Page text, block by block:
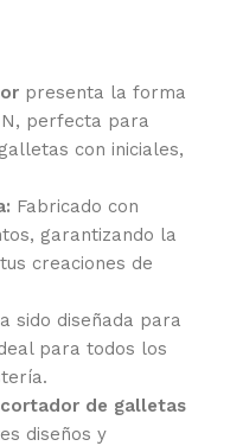
presenta la forma
perfecta para
con iniciales,
Fabricado con
garantizando la
creaciones de
sido diseñada para
para todos los
cortador de galletas
diseños y